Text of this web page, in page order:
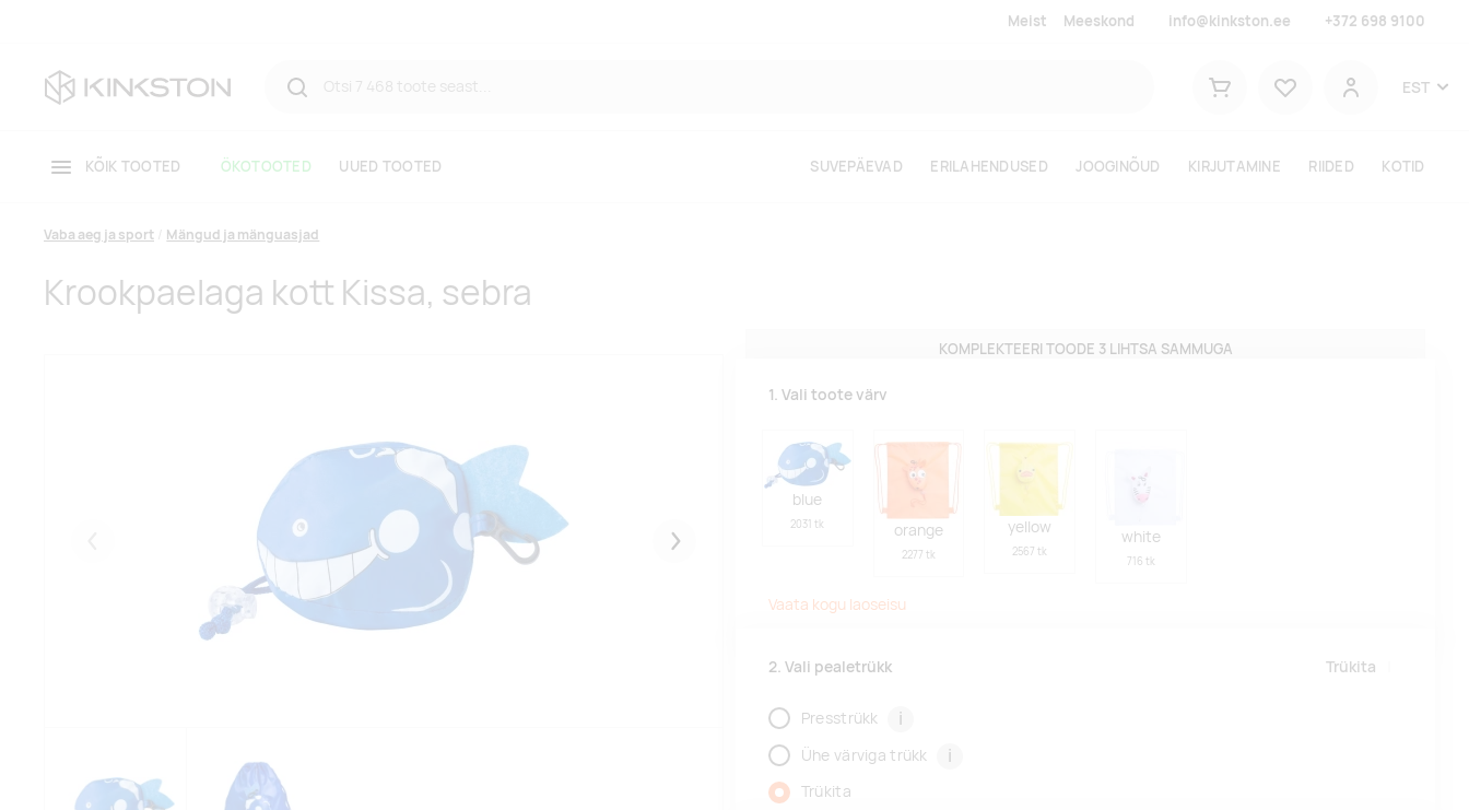
Meist Meeskond info@kinkston.ee +372 698 9100
Ostukorv
Kasutaja
EST
KÕIK TOOTED ÖKOTOOTED UUED TOOTED SUVEPÄEVAD ERILAHENDUSED JOOGINÕUD KIRJUTAMINE RIIDED KOTID
Vaba aeg ja sport Mängud ja mänguasjad
Krookpaelaga kott Kissa, sebra
Järgmised
KOMPLEKTEERI TOODE 3 LIHTSA SAMMUGA
1. Vali toote värv
blue
2031 tk orange
2277 tk
yellow
2567 tk
white
716 tk
Vaata kogu laoseisu
2. Vali pealetrükk Trükita
Presstrükk i
Ühe värviga trükk i
Trükita